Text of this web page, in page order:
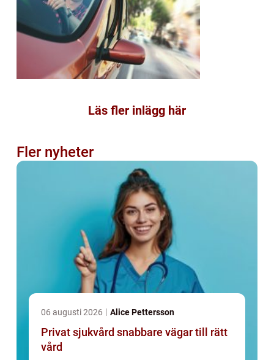
Läs fler inlägg här
Fler nyheter
06 augusti 2026 Alice Pettersson
Privat sjukvård snabbare vägar till rätt
vård